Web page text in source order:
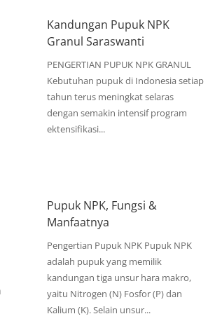
Kandungan Pupuk NPK
Granul Saraswanti
PENGERTIAN PUPUK NPK GRANUL
Kebutuhan pupuk di Indonesia setiap
tahun terus meningkat selaras
dengan semakin intensif program
ektensifikasi...
Pupuk NPK, Fungsi &
Manfaatnya
Pengertian Pupuk NPK Pupuk NPK
adalah pupuk yang memilik
kandungan tiga unsur hara makro,
yaitu Nitrogen (N) Fosfor (P) dan
Kalium (K). Selain unsur...